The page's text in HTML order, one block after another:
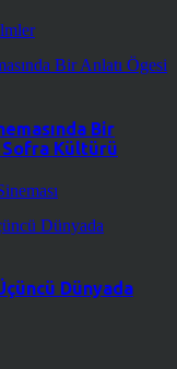
Bir
Kültürü
Dünyada